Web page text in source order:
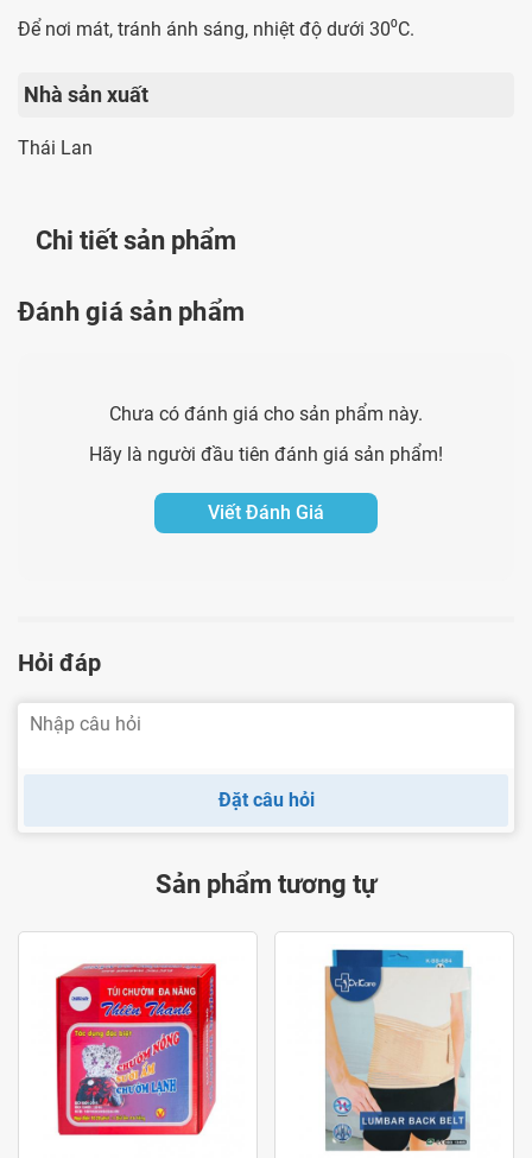
Để nơi mát, tránh ánh sáng, nhiệt độ dưới 30⁰C.
Nhà sản xuất
Thái Lan
Chi tiết sản phẩm
Đánh giá sản phẩm
Chưa có đánh giá cho sản phẩm này.
Hãy là người đầu tiên đánh giá sản phẩm!
Viết Đánh Giá
Hỏi đáp
Đặt câu hỏi
Sản phẩm tương tự